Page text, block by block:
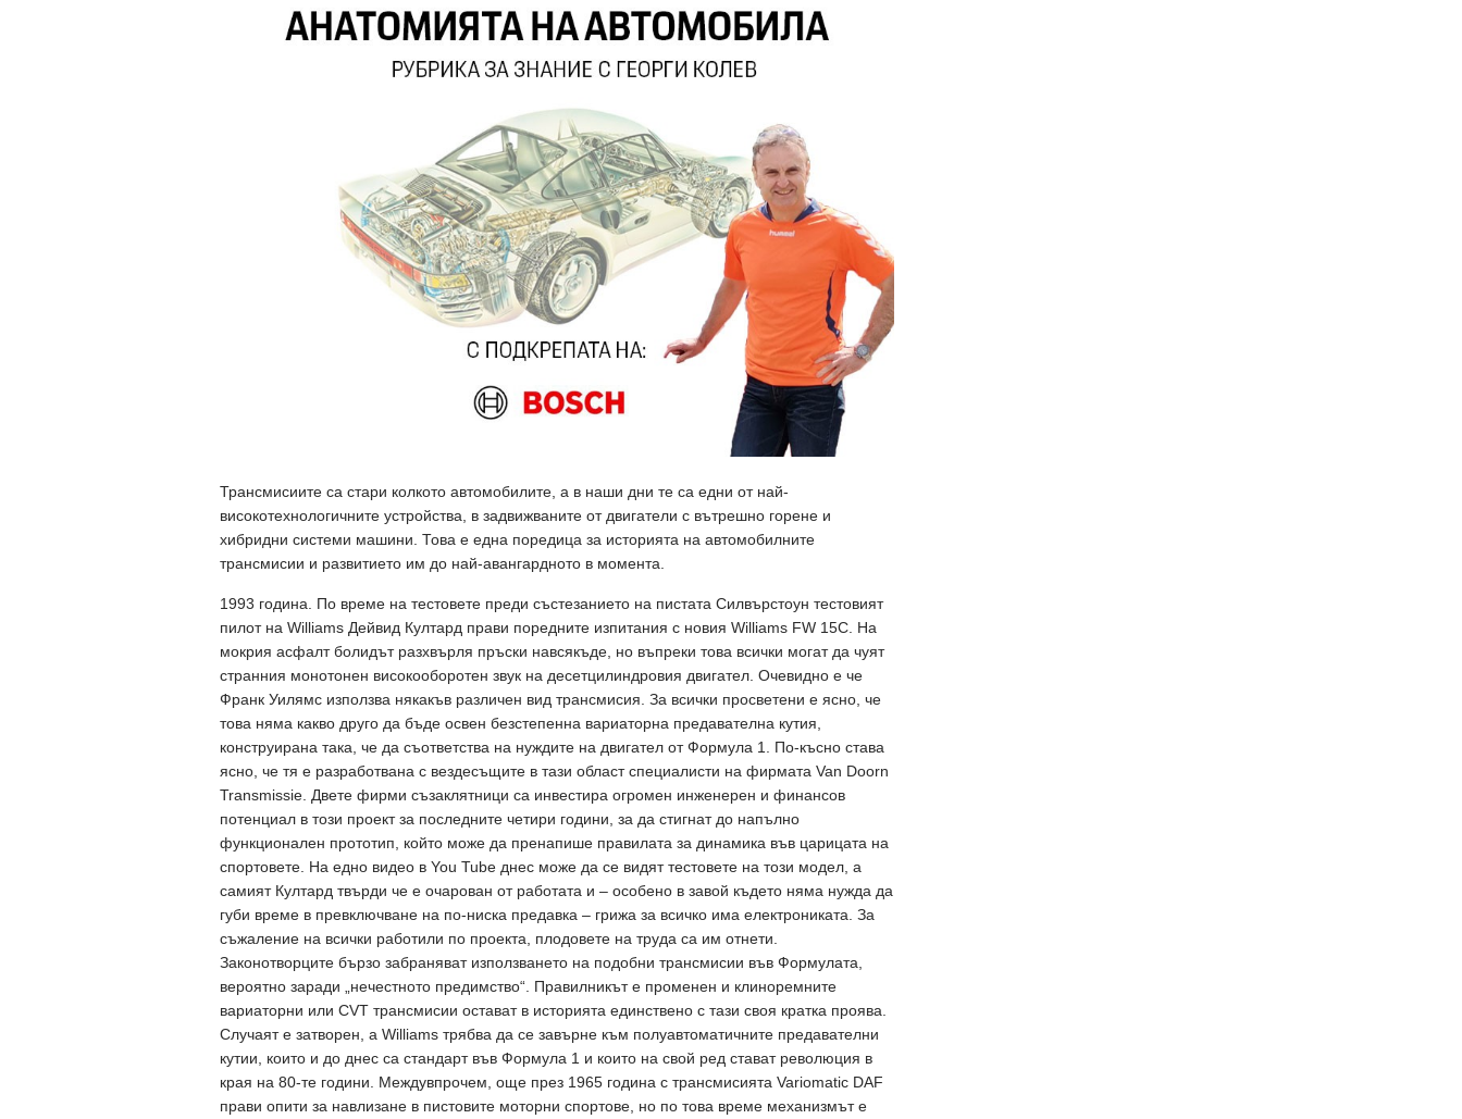
Трансмисиите са стари колкото автомобилите, а в наши дни те са едни от най-
високотехнологичните устройства, в задвижваните от двигатели с вътрешно горене и
хибридни системи машини. Това е една поредица за историята на автомобилните
трансмисии и развитието им до най-авангардното в момента.
1993 година. По време на тестовете преди състезанието на пистата Силвърстоун тестовият
пилот на Williams Дейвид Култард прави поредните изпитания с новия Williams FW 15C. На
мокрия асфалт болидът разхвърля пръски навсякъде, но въпреки това всички могат да чуят
странния монотонен високооборотен звук на десетцилиндровия двигател. Очевидно е че
Франк Уилямс използва някакъв различен вид трансмисия. За всички просветени е ясно, че
това няма какво друго да бъде освен безстепенна вариаторна предавателна кутия,
конструирана така, че да съответства на нуждите на двигател от Формула 1. По-късно става
ясно, че тя е разработвана с вездесъщите в тази област специалисти на фирмата Van Doorn
Transmissie. Двете фирми съзаклятници са инвестира огромен инженерен и финансов
потенциал в този проект за последните четири години, за да стигнат до напълно
функционален прототип, който може да пренапише правилата за динамика във царицата на
спортовете. На едно видео в You Tube днес може да се видят тестовете на този модел, а
самият Култард твърди че е очарован от работата и – особено в завой където няма нужда да
губи време в превключване на по-ниска предавка – грижа за всичко има електрониката. За
съжаление на всички работили по проекта, плодовете на труда са им отнети.
Законотворците бързо забраняват използването на подобни трансмисии във Формулата,
вероятно заради „нечестното предимство“. Правилникът е променен и клиноремните
вариаторни или CVT трансмисии остават в историята единствено с тази своя кратка проява.
Случаят е затворен, а Williams трябва да се завърне към полуавтоматичните предавателни
кутии, които и до днес са стандарт във Формула 1 и които на свой ред стават революция в
края на 80-те години. Междувпрочем, още през 1965 година с трансмисията Variomatic DAF
прави опити за навлизане в пистовите моторни спортове, но по това време механизмът е